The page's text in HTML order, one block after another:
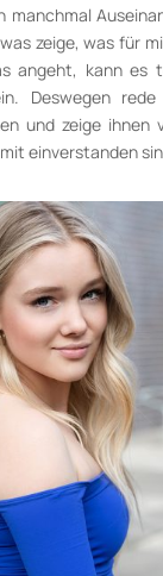
manchmal
zeige, was für
angeht, kann es
Deswegen
und zeige ihnen
einverstanden